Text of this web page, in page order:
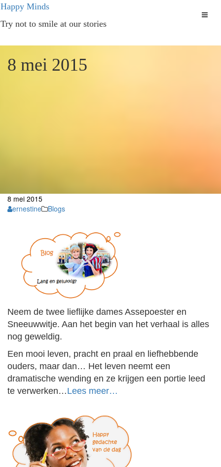
Ga
naar
de
Happy Minds
Try not to smile at our stories
8 mei 2015
8 mei 2015
ernestine
Blogs
Neem de twee lieflijke dames Assepoester en
Sneeuwwitje. Aan het begin van het verhaal is alles
nog geweldig.
Een mooi leven, pracht en praal en liefhebbende
ouders, maar dan… Het leven neemt een
dramatische wending en ze krijgen een portie leed
te verwerken…Lees meer…